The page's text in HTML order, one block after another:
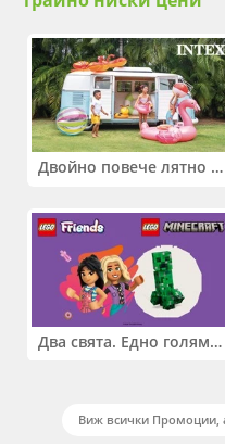
Двойно повече лятно забавление! Купи 2 продукта INTEX и вземи -33%
Два свята. Едно голямо приключение. Купи 2 продукта LEGO® Friends и/или LEGO® Minecraft и вземи -27%
Виж всички Промоции,